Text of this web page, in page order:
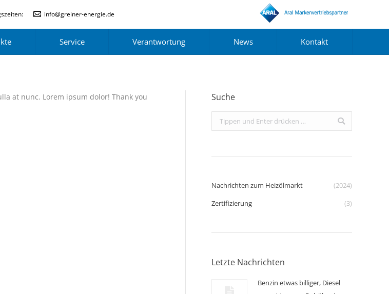
info@greiner-energie.de
Service Verantwortung News Kontakt
at nunc. Lorem ipsum dolor! Thank you
Suche
Search:
Nachrichten zum Heizölmarkt
(2024)
Zertifizierung
(3)
Letzte Nachrichten
Benzin etwas billiger, Diesel